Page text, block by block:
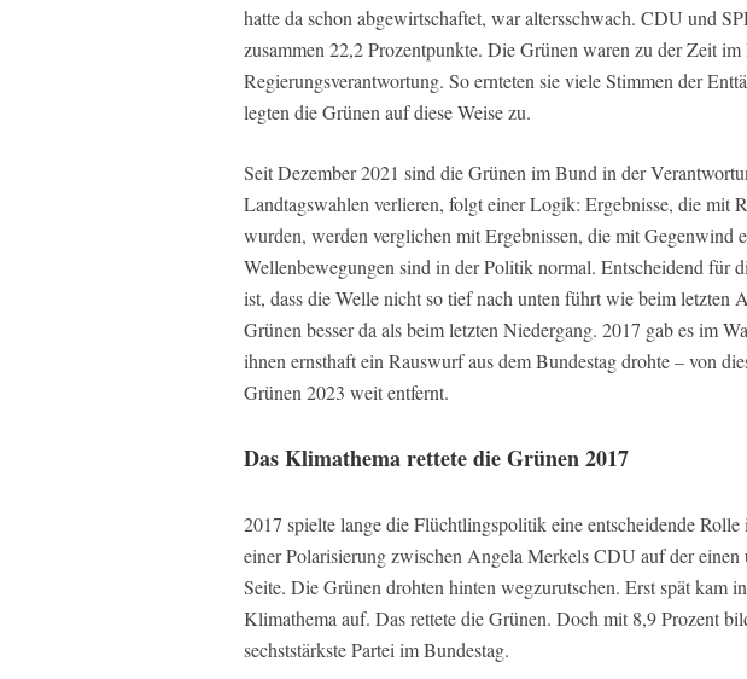
hatte da schon abgewirtschaftet, war altersschwach. CDU und
zusammen 22,2 Prozentpunkte. Die Grünen waren zu der Zeit im
Regierungsverantwortung. So ernteten sie viele Stimmen der
legten die Grünen auf diese Weise zu.
Seit Dezember 2021 sind die Grünen im Bund in der
Landtagswahlen verlieren, folgt einer Logik: Ergebnisse, die mit
wurden, werden verglichen mit Ergebnissen, die mit Gegenwind
Wellenbewegungen sind in der Politik normal. Entscheidend für
ist, dass die Welle nicht so tief nach unten führt wie beim letzten
Grünen besser da als beim letzten Niedergang. 2017 gab es im
ihnen ernsthaft ein Rauswurf aus dem Bundestag drohte – von
Grünen 2023 weit entfernt.
Das Klimathema rettete die Grünen 2017
2017 spielte lange die Flüchtlingspolitik eine entscheidende
einer Polarisierung zwischen Angela Merkels CDU auf der
Seite. Die Grünen drohten hinten wegzurutschen. Erst spät kam
Klimathema auf. Das rettete die Grünen. Doch mit 8,9 Prozent
sechststärkste Partei im Bundestag.